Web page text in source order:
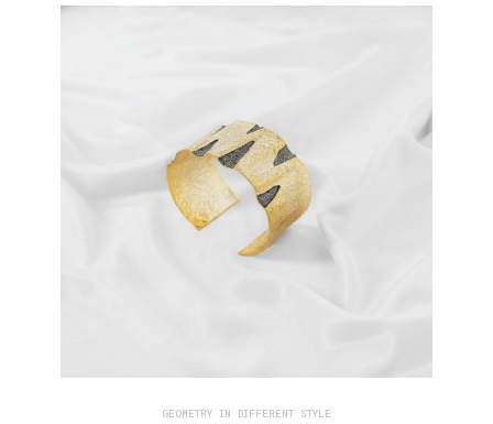
GEOMETRY IN DIFFERENT STYLE